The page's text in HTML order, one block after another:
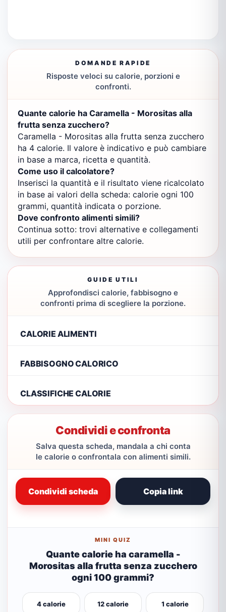
DOMANDE RAPIDE
Risposte veloci su calorie, porzioni e
confronti.
Quante calorie ha Caramella - Morositas alla
frutta senza zucchero?
Caramella - Morositas alla frutta senza zucchero
ha 4 calorie. Il valore è indicativo e può cambiare
in base a marca, ricetta e quantità.
Come uso il calcolatore?
Inserisci la quantità e il risultato viene ricalcolato
in base ai valori della scheda: calorie ogni 100
grammi, quantità indicata o porzione.
Dove confronto alimenti simili?
Continua sotto: trovi alternative e collegamenti
utili per confrontare altre calorie.
GUIDE UTILI
Approfondisci calorie, fabbisogno e
confronti prima di scegliere la porzione.
CALORIE ALIMENTI
FABBISOGNO CALORICO
CLASSIFICHE CALORIE
Condividi e confronta
Salva questa scheda, mandala a chi conta
le calorie o confrontala con alimenti simili.
Condividi scheda Copia link
MINI QUIZ
Quante calorie ha caramella -
Morositas alla frutta senza zucchero
ogni 100 grammi?
4 calorie 12 calorie 1 calorie